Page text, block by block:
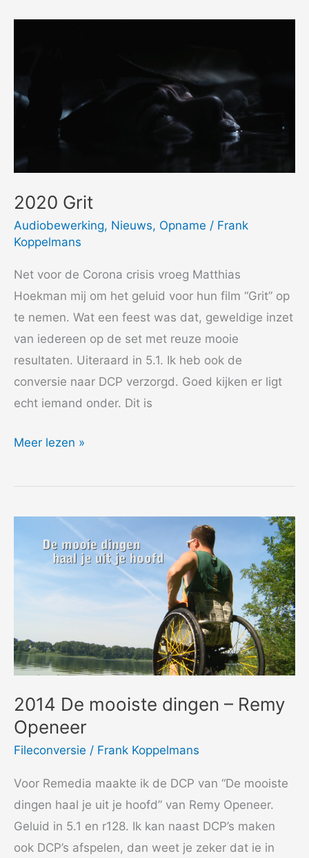
2020 Grit
Audiobewerking, Nieuws, Opname / Frank
Koppelmans
Net voor de Corona crisis vroeg Matthias
Hoekman mij om het geluid voor hun film “Grit” op
te nemen. Wat een feest was dat, geweldige inzet
van iedereen op de set met reuze mooie
resultaten. Uiteraard in 5.1. Ik heb ook de
conversie naar DCP verzorgd. Goed kijken er ligt
echt iemand onder. Dit is
2020
Meer lezen »
2014 De mooiste dingen – Remy
Openeer
Fileconversie / Frank Koppelmans
Voor Remedia maakte ik de DCP van “De mooiste
dingen haal je uit je hoofd” van Remy Openeer.
Geluid in 5.1 en r128. Ik kan naast DCP’s maken
ook DCP’s afspelen, dan weet je zeker dat ie in